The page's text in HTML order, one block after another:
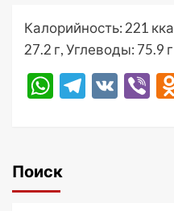
Калорийность: 221
27.2 г, Углеводы: 75.9 г
WhatsApp
VK
Поиск